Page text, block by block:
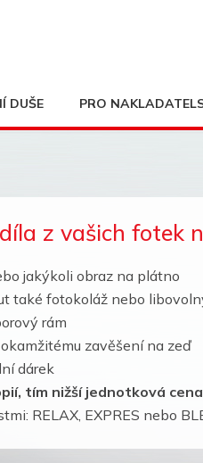
DUŠE PRO
z vašich fotek
jakýkoli obraz na plátno
také fotokoláž nebo
rám
zavěšení na zeď
dárek
tím nižší jednotková cena
RELAX, EXPRES nebo